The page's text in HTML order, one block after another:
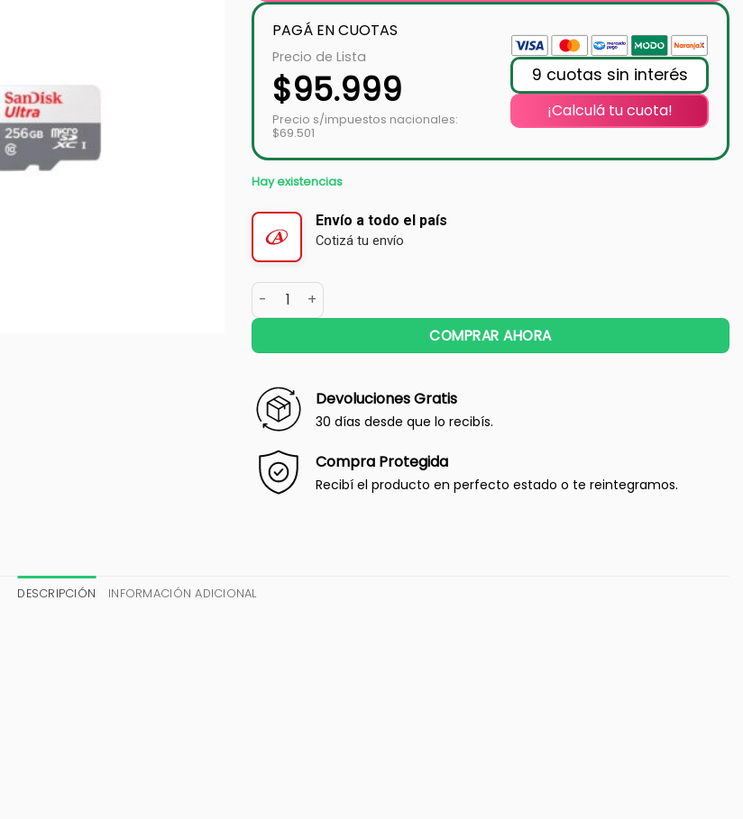
PAGÁ EN CUOTAS
Precio de Lista
$95.999
Precio s/impuestos nacionales:
$69.501
9 cuotas sin interés
¡Calculá tu cuota!
Hay existencias
Envío a todo el país
Cotizá tu envío
COMPRAR AHORA
Devoluciones Gratis
30 días desde que lo recibís.
Compra Protegida
Recibí el producto en perfecto estado o te reintegramos.
DESCRIPCIÓN INFORMACIÓN ADICIONAL